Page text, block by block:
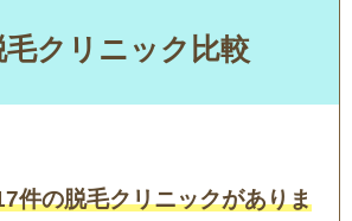
毛クリニック比較
件の脱毛クリニックがありま